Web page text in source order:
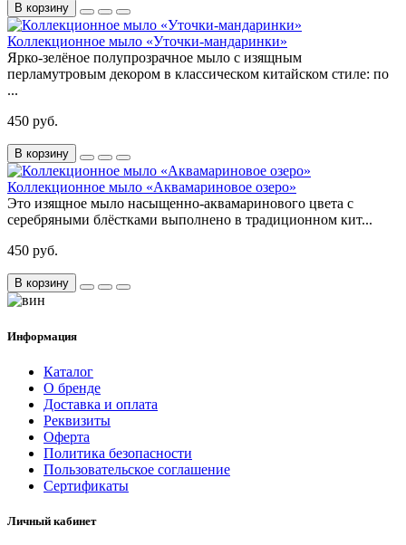
В корзину
Коллекционное мыло «Уточки-мандаринки»
Ярко-зелёное полупрозрачное мыло с изящным
перламутровым декором в классическом китайском стиле: по
...
450 руб.
В корзину
Коллекционное мыло «Аквамариновое озеро»
Это изящное мыло насыщенно-аквамаринового цвета с
серебряными блёстками выполнено в традиционном кит...
450 руб.
В корзину
Информация
Каталог
О бренде
Доставка и оплата
Реквизиты
Оферта
Политика безопасности
Пользовательское соглашение
Сертификаты
Личный кабинет